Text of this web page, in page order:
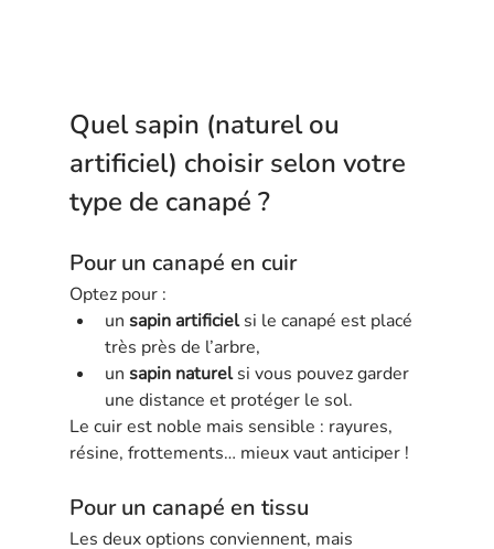
Quel sapin (naturel ou
artificiel) choisir selon votre
type de canapé ?
Pour un canapé en cuir
Optez pour :
un sapin artificiel si le canapé est placé
très près de l’arbre,
un sapin naturel si vous pouvez garder
une distance et protéger le sol.
Le cuir est noble mais sensible : rayures,
résine, frottements… mieux vaut anticiper !
Pour un canapé en tissu
Les deux options conviennent, mais